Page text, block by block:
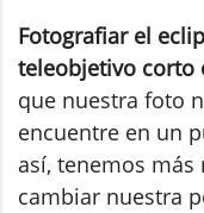
Fotografiar el
teleobjetivo corto
que nuestra foto
encuentre en un
así, tenemos
cambiar nuestra